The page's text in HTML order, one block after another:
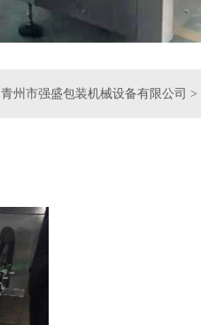
青州市强盛包装机械设备有限公司 >